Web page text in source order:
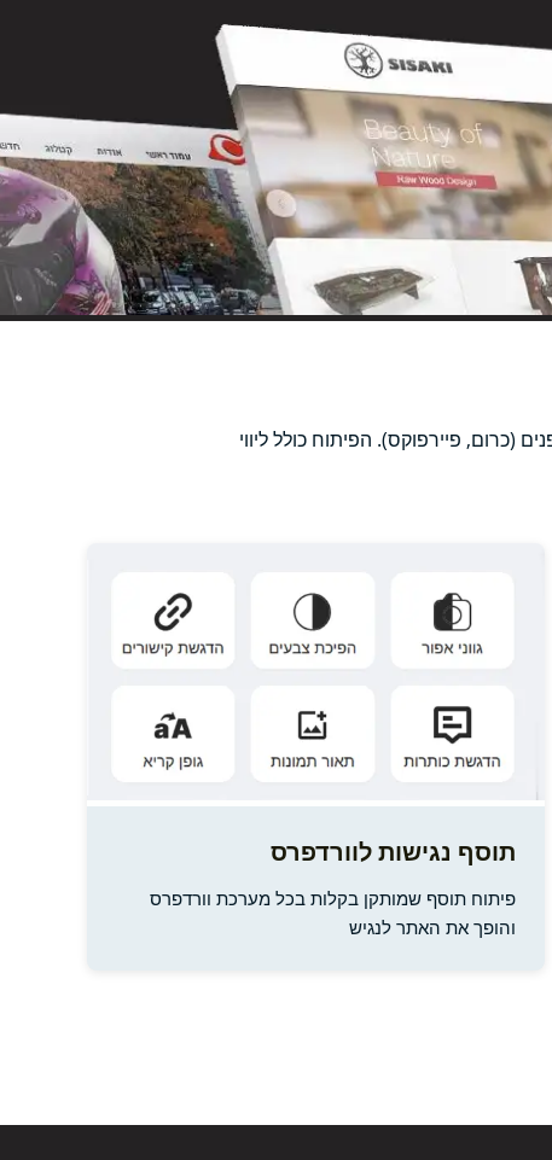
פיירפוקס). הפיתוח כולל ליווי
תוסף נגישות לוורדפרס
פיתוח תוסף שמותקן בקלות בכל מערכת וורדפרס
והופך את האתר לנגיש